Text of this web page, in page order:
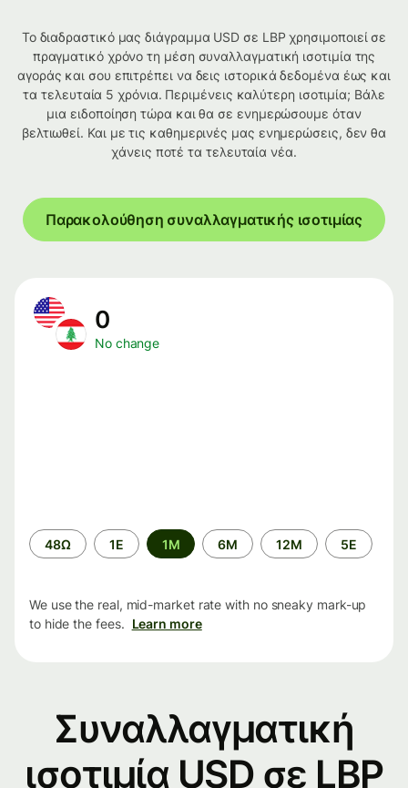
Το διαδραστικό μας διάγραμμα USD σε LBP χρησιμοποιεί σε
πραγματικό χρόνο τη μέση συναλλαγματική ισοτιμία της
αγοράς και σου επιτρέπει να δεις ιστορικά δεδομένα έως και
τα τελευταία 5 χρόνια. Περιμένεις καλύτερη ισοτιμία; Βάλε
μια ειδοποίηση τώρα και θα σε ενημερώσουμε όταν
βελτιωθεί. Και με τις καθημερινές μας ενημερώσεις, δεν θα
χάνεις ποτέ τα τελευταία νέα.
Παρακολούθηση συναλλαγματικής ισοτιμίας
0
No change
Time
period
48Ω 1Ε 1M 6M 12M 5Ε
We use the real, mid-market rate with no sneaky mark-up
to hide the fees. Learn more
Συναλλαγματική
ισοτιμία USD σε LBP